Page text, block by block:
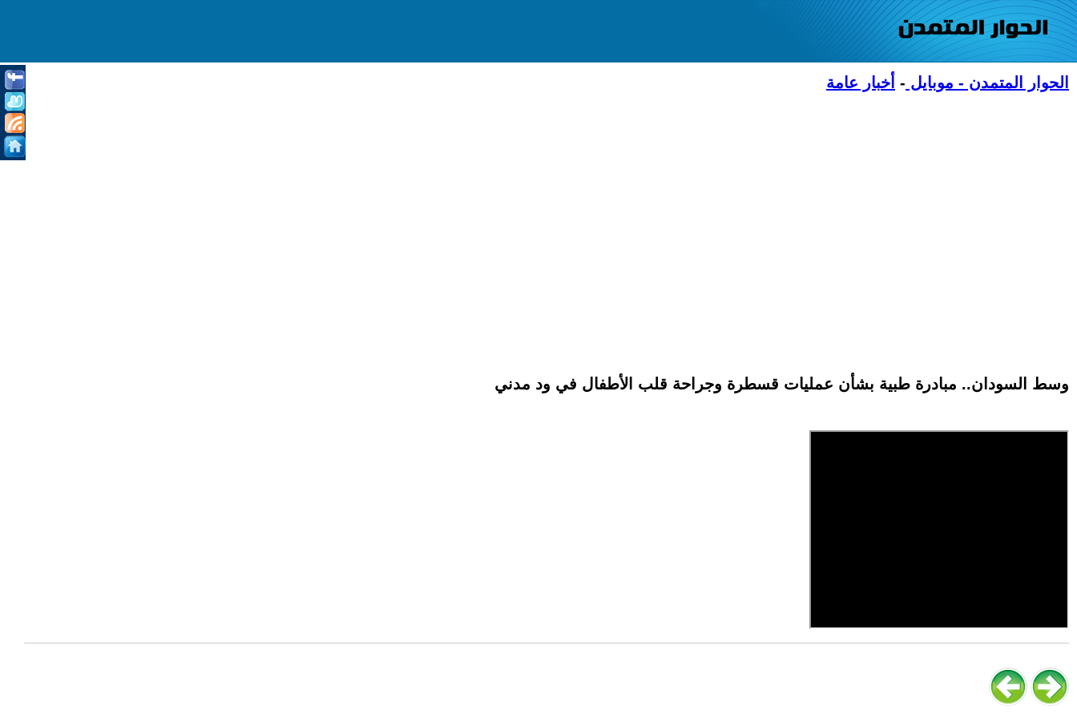
الحوار المتمدن - موبايل - أخبار عامة
وسط السودان.. مبادرة طبية بشأن عمليات قسطرة وجراحة قلب الأطفال في ود مدني